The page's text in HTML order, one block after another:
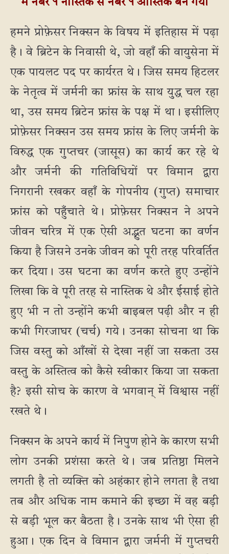
मैं नंबर १ नास्तिक से नंबर १ आस्तिक बन गया
हमने प्रोफ़ेसर निक्सन के विषय में इतिहास में पढ़ा
है। वे ब्रिटेन के निवासी थे, जो वहाँ की वायुसेना में
एक पायलट पद पर कार्यरत थे। जिस समय हिटलर
के नेतृत्व में जर्मनी का फ्रांस के साथ युद्ध चल रहा
था, उस समय ब्रिटेन फ्रांस के पक्ष में था। इसीलिए
प्रोफ़ेसर निक्सन उस समय फ्रांस के लिए जर्मनी के
विरुद्ध एक गुप्तचर (जासूस) का कार्य कर रहे थे
और जर्मनी की गतिविधियों पर विमान द्वारा
निगरानी रखकर वहाँ के गोपनीय (गुप्त) समाचार
फ्रांस को पहुँचाते थे। प्रोफ़ेसर निक्सन ने अपने
जीवन चरित्र में एक ऐसी अद्भुत घटना का वर्णन
किया है जिसने उनके जीवन को पूरी तरह परिवर्तित
कर दिया। उस घटना का वर्णन करते हुए उन्होंने
लिखा कि वे पूरी तरह से नास्तिक थे और ईसाई होते
हुए भी न तो उन्होंने कभी बाइबल पढ़ी और न ही
कभी गिरजाघर (चर्च) गये। उनका सोचना था कि
जिस वस्तु को आँखों से देखा नहीं जा सकता उस
वस्तु के अस्तित्व को कैसे स्वीकार किया जा सकता
है? इसी सोच के कारण वे भगवान् में विश्वास नहीं
रखते थे।
निक्सन के अपने कार्य में निपुण होने के कारण सभी
लोग उनकी प्रशंसा करते थे। जब प्रतिष्ठा मिलने
लगती है तो व्यक्ति को अहंकार होने लगता है तथा
तब और अधिक नाम कमाने की इच्छा में वह बड़ी
से बड़ी भूल कर बैठता है। उनके साथ भी ऐसा ही
हुआ। एक दिन वे विमान द्वारा जर्मनी में गुप्तचरी